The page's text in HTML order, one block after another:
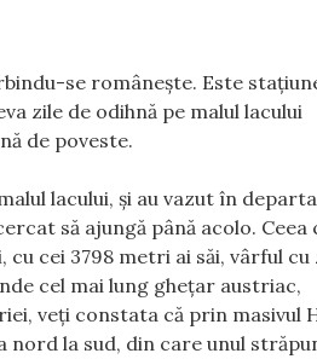
se româneşte. Este
zile de odihnă pe malul lacului
de poveste.
lacului, şi au vazut în
să ajungă până acolo. Ceea
cei 3798 metri ai săi, vârful cu
cel mai lung gheţar austriac,
veţi constata că prin masivul
la sud, din care unul